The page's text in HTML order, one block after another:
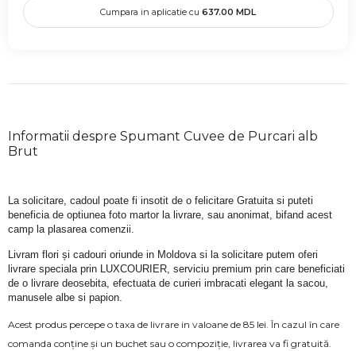
Cumpara in aplicatie cu 637.00 MDL
Informatii despre Spumant Cuvee de Purcari alb
Brut
La solicitare, cadoul poate fi insotit de o felicitare Gratuita si puteti
beneficia de optiunea foto martor la livrare, sau anonimat, bifand acest
camp la plasarea comenzii.
Livram flori și cadouri oriunde in Moldova si la solicitare putem oferi
livrare speciala prin LUXCOURIER, serviciu premium prin care beneficiati
de o livrare deosebita, efectuata de curieri imbracati elegant la sacou,
manusele albe si papion.
Acest produs percepe o taxa de livrare in valoane de 85 lei. În cazul în care
comanda conține și un buchet sau o compoziție, livrarea va fi gratuită.